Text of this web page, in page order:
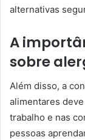
alternativas
A
sobre
Além disso, a
alimentares
trabalho e nas
pessoas